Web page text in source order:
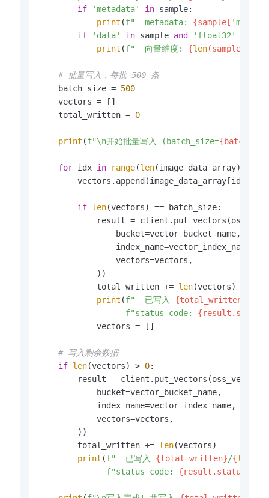
if
'metadata' in sample:
print (f"  metadata: {sample[
if
'data' in sample and 'float32'
print (f"  向量维度: {len(sample[
# 批量写入，每批 500 条
    batch_size =
500
    vectors = []
    total_written =
0
print (f"\n开始批量写入 (batch_size=
for idx in range(len(image_data_array)):
        vectors.append(image_data_array[idx])
if len(vectors) == batch_size:
result =
                bucket=vector_bucket_name,
                index_name=vector_index_name,
                vectors=vectors,
            ))
            total_written +=
len(vectors)
print (f"  已写入 {total_written}
f"status code:
            vectors = []
# 写入剩余数据
if len(vectors) > 0:
result =
            bucket=vector_bucket_name,
            index_name=vector_index_name,
            vectors=vectors,
        ))
        total_written +=
len(vectors)
print (f"  已写入 {total_written}/{len
f"status code: